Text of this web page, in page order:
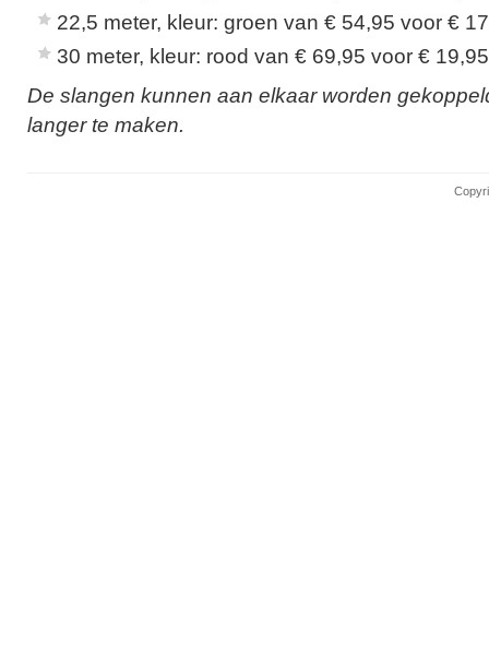
22,5 meter, kleur: groen van € 54,95 voor €
30 meter, kleur: rood van € 69,95 voor € 19,95
De slangen kunnen aan elkaar worden
langer te maken.